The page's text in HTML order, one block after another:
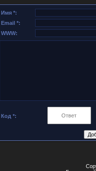
Имя *:
Email *:
WWW:
Код *: